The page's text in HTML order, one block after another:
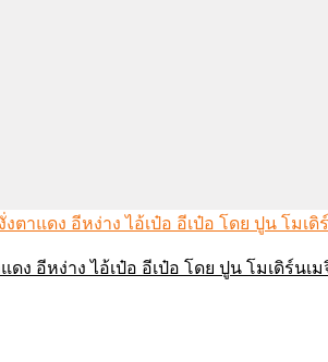
ง อีหง่าง ไอ้เป๋อ อีเป๋อ โดย ปูน โมเดิร์น